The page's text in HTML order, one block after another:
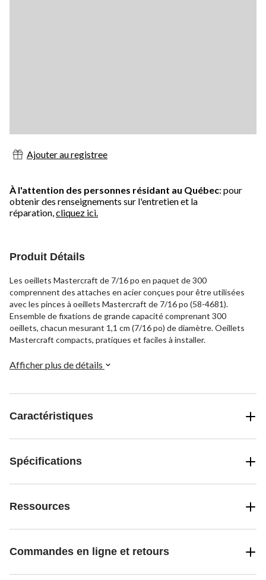
Ajouter au registree
À l'attention des personnes résidant au Québec: pour
obtenir des renseignements sur l'entretien et la
réparation,cliquez ici.
Produit Détails
Les oeillets Mastercraft de 7/16 po en paquet de 300
comprennent des attaches en acier conçues pour être utilisées
avec les pinces à oeillets Mastercraft de 7/16 po (58-4681).
Ensemble de fixations de grande capacité comprenant 300
oeillets, chacun mesurant 1,1 cm (7/16 po) de diamètre. Oeillets
Mastercraft compacts, pratiques et faciles à installer.
Afficher plus de détails
Caractéristiques
Spécifications
Ressources
Commandes en ligne et retours